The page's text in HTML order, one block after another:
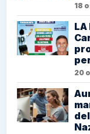
18
LA
20